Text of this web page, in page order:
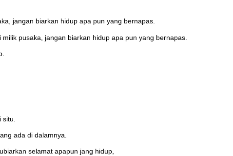
jangan biarkan hidup apa pun yang bernapas.
pusaka, jangan biarkan hidup apa pun yang bernapas.
ada di dalamnya.
selamat apapun jang hidup,